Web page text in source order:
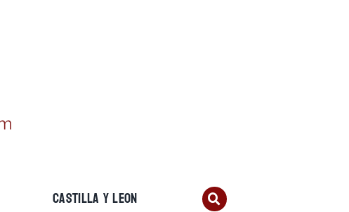
CASTILLA Y LEON